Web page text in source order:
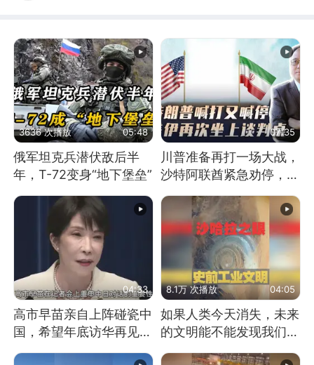
3636 次播放 05:48
俄军坦克兵潜伏敌后半
年，T-72变身“地下堡垒”
07:35
川普准备再打一场大战，
沙特阿联酋紧急劝停，美
伊开启新一轮谈判
04:33
高市早苗亲自上阵碰瓷中
国，希望年底访华再见中
8.1万 次播放 04:05
如果人类今天消失，未来
的文明能不能发现我们存